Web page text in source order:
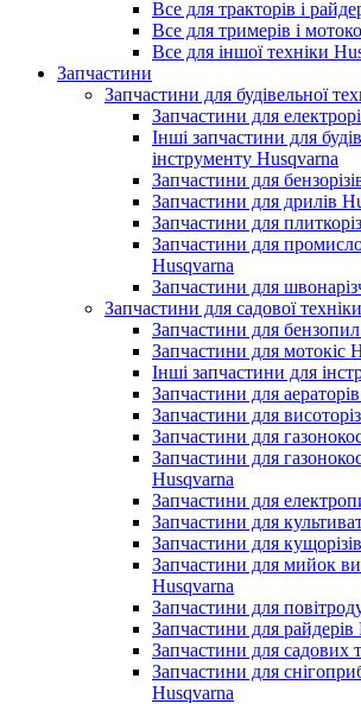
Все для тракторів і
Все для тримерів і
Все для іншої техніки
Запчастини
Запчастини для будівельної
Запчастини для
Інші запчастини для
інструменту Husqvarna
Запчастини для
Запчастини для дрилів
Запчастини для
Запчастини для
Husqvarna
Запчастини для
Запчастини для садової
Запчастини для
Запчастини для мотокіс
Інші запчастини для
Запчастини для
Запчастини для
Запчастини для
Запчастини для
Husqvarna
Запчастини для
Запчастини для
Запчастини для
Запчастини для мийок
Husqvarna
Запчастини для
Запчастини для райдерів
Запчастини для садових
Запчастини для
Husqvarna